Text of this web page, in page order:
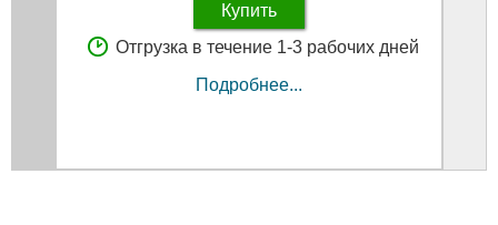
Купить
Отгрузка в течение 1-3 рабочих дней
Подробнее...